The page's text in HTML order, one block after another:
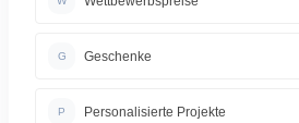
G Geschenke
P Personalisierte Projekte